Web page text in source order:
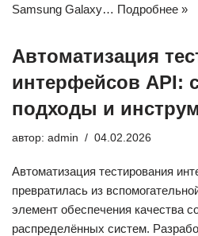
Samsung Galaxy… Подробнее »
Автоматизация
интерфейсов API:
подходы и
автор: admin 04.02.2026
Автоматизация тестирования
превратилась из
элемент обеспечения качества
распределённых систем.